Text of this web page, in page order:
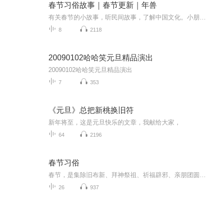
春节习俗故事｜春节更新｜年兽
8 2118
20090102哈哈笑元旦精品演出
20090102哈哈笑元旦精品演出
7 353
《元旦》总把新桃换旧符
新年将至，这是元旦快乐的文章，我献给大家，
64 2196
春节习俗
26 937